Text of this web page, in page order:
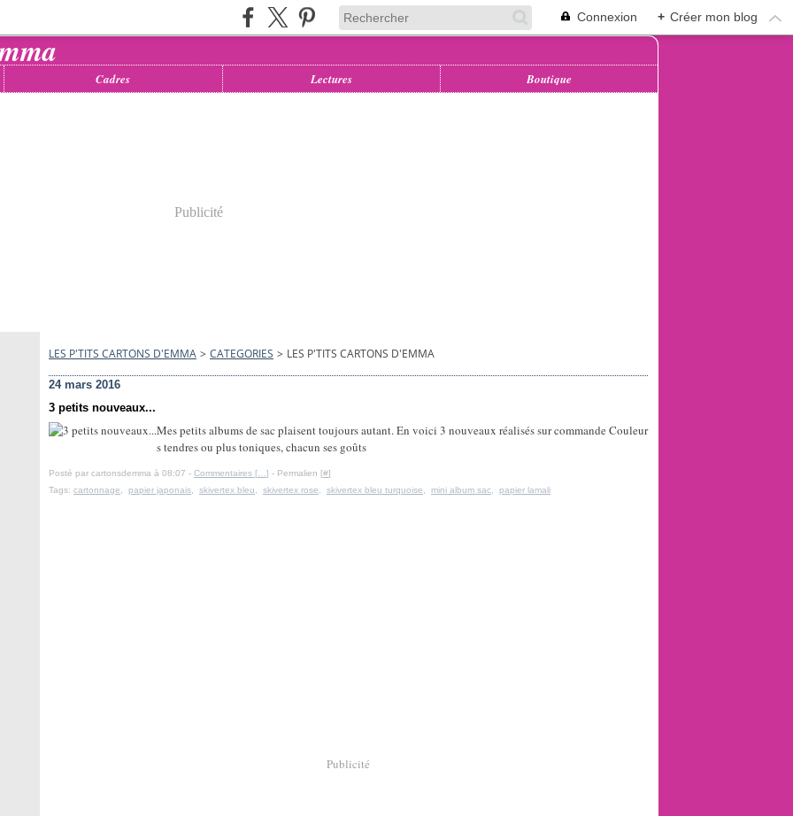
Connexion + Créer mon blog
Cadres Lectures Boutique
Publicité
LES P'TITS CARTONS D'EMMA > CATEGORIES > LES P'TITS CARTONS D'EMMA
24 mars 2016
3 petits nouveaux...
Mes petits albums de sac plaisent toujours autant. En voici 3 nouveaux réalisés sur commande Couleur
s tendres ou plus toniques, chacun ses goûts
Posté par cartonsdemma à 08:07 - Commentaires [ ] - Permalien [#]
Tags: cartonnage papier japonais skivertex bleu skivertex rose skivertex bleu turquoise mini album sac papier lamali
Publicité